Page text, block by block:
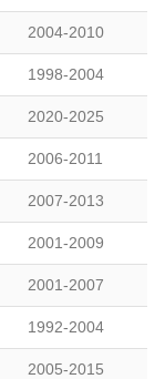
2004-2010
1998-2004
2020-2025
2006-2011
2007-2013
2001-2009
2001-2007
1992-2004
2005-2015